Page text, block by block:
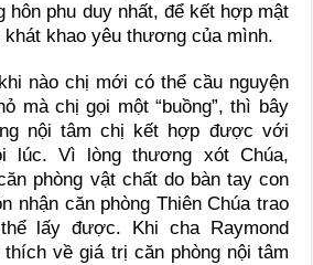
hôn phu duy nhất, để kết hợp mật
khao yêu thương của mình.
nào chị mới có thể cầu nguyện
mà chị gọi một “buồng”, thì bây
nội tâm chị kết hợp được với
lúc. Vì lòng thương xót Chúa,
phòng vật chất do bàn tay con
nhận căn phòng Thiên Chúa trao
lấy được. Khi cha Raymond
về giá trị căn phòng nội tâm